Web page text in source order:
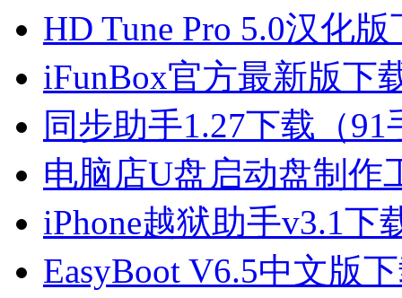
HD Tune Pro 5.0汉化
iFunBox官方最新版下
同步助手1.27下载（
电脑店U盘启动盘制作
iPhone越狱助手v3.1下
EasyBoot V6.5中文版